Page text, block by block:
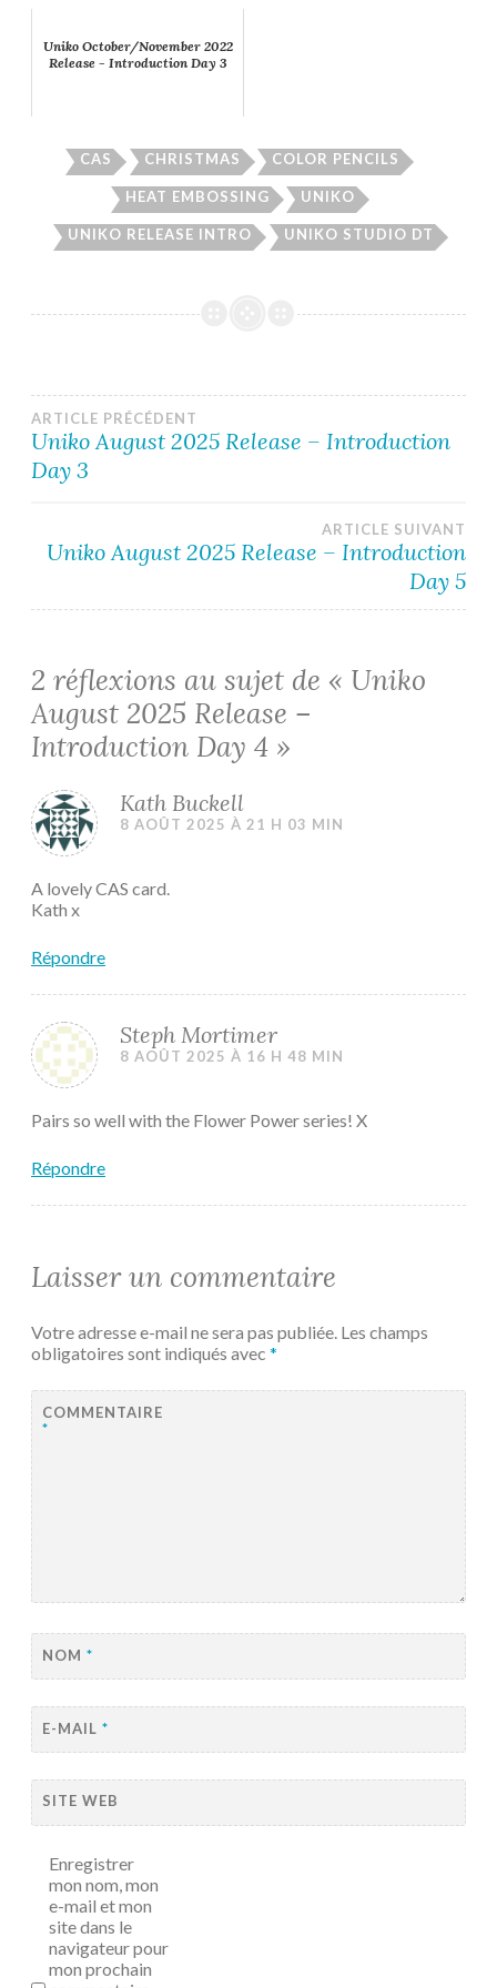
Uniko October/November 2022
Release - Introduction Day 3
CAS CHRISTMAS COLOR PENCILS
HEAT EMBOSSING UNIKO
UNIKO RELEASE INTRO UNIKO STUDIO DT
Navigation
de
l’article
ARTICLE PRÉCÉDENT
Uniko August 2025 Release – Introduction
Day 3
ARTICLE SUIVANT
Uniko August 2025 Release – Introduction
Day 5
2 réflexions au sujet de « Uniko
August 2025 Release –
Introduction Day 4 »
Kath Buckell
8 AOÛT 2025 À 21 H 03 MIN
A lovely CAS card.
Kath x
Répondre
Steph Mortimer
8 AOÛT 2025 À 16 H 48 MIN
Pairs so well with the Flower Power series! X
Répondre
Laisser un commentaire
Votre adresse e-mail ne sera pas publiée. Les champs
obligatoires sont indiqués avec *
COMMENTAIRE
*
NOM *
E-MAIL *
SITE WEB
Enregistrer
mon nom, mon
e-mail et mon
site dans le
navigateur pour
mon prochain